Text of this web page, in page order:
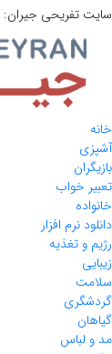
سایت تفریحی جیران:
خانه
آشپزی
بازیگران
تعبیر خواب
خانواده
دانلود نرم افزار
رژیم و تغذیه
زیبایی
سلامت
گردشگری
گیاهان
مد و لباس